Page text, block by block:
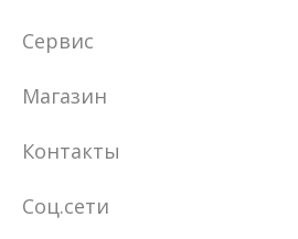
Сервис
Магазин
Контакты
Соц.сети